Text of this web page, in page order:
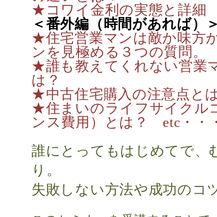
★コワイ金利の実態と詳
＜番外編（時間があれば）
★住宅営業マンは敵か味方
ンを見極める３つの質問。
★誰も教えてくれない営業
は？
★中古住宅購入の注意点
★住まいのライフサイクル
ンス費用）とは？ etc ・・
誰にとってもはじめてで、
り。
失敗しない方法や成功のコ